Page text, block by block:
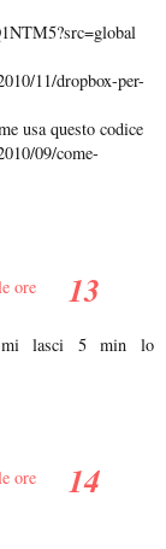
11/dropbox-per-
usa questo codice
09/come-
ore
mi lasci 5 min lo
ore